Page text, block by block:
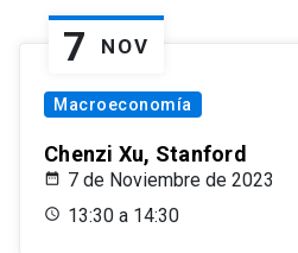
7 NOV
Macroeconomía
Chenzi Xu, Stanford
7 de Noviembre de 2023
13:30 a 14:30